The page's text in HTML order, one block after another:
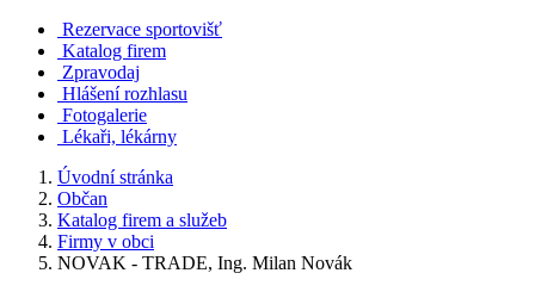
Rezervace sportovišť
Katalog firem
Zpravodaj
Hlášení rozhlasu
Fotogalerie
Lékaři, lékárny
Úvodní stránka
Občan
Katalog firem a služeb
Firmy v obci
NOVAK - TRADE, Ing. Milan Novák